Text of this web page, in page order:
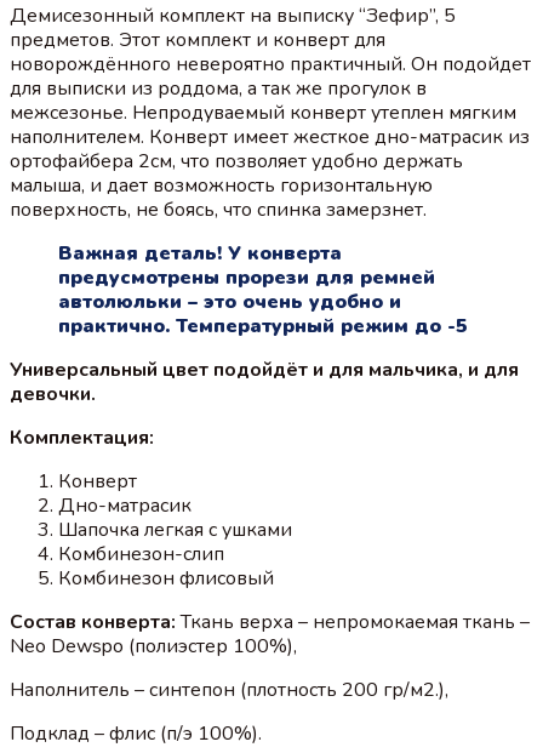
Демисезонный комплект на выписку “Зефир”, 5
предметов. Этот комплект и конверт для
новорождённого невероятно практичный. Он подойдет
для выписки из роддома, а так же прогулок в
межсезонье. Непродуваемый конверт утеплен мягким
наполнителем. Конверт имеет жесткое дно-матрасик из
ортофайбера 2см, что позволяет удобно держать
малыша, и дает возможность горизонтальную
поверхность, не боясь, что спинка замерзнет.
Важная деталь! У конверта
предусмотрены прорези для ремней
автолюльки – это очень удобно и
практично. Температурный режим до -5
Универсальный цвет подойдёт и для мальчика, и для
девочки.
Комплектация:
Конверт
Дно-матрасик
Шапочка легкая с ушками
Комбинезон-слип
Комбинезон флисовый
Состав конверта:Ткань верха – непромокаемая ткань –
Neo Dewspo (полиэстер 100%),
Наполнитель – синтепон (плотность 200 гр/м2.),
Подклад – флис (п/э 100%).